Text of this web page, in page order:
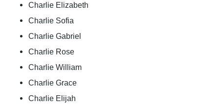
Charlie Elizabeth
Charlie Sofia
Charlie Gabriel
Charlie Rose
Charlie William
Charlie Grace
Charlie Elijah